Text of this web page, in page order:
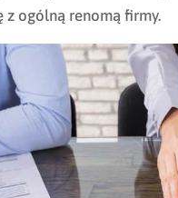
ogólną renomą firmy.